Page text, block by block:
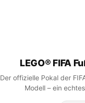
LEGO® FIFA
Der offizielle Pokal der
Modell – ein